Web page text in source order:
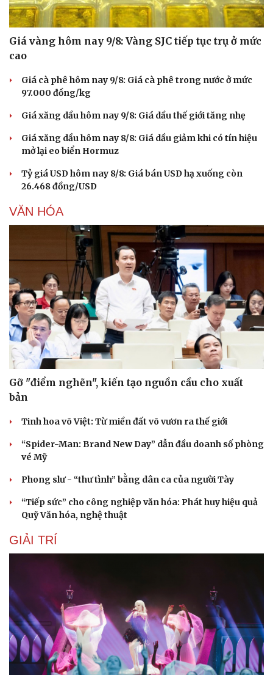
Di sản
Giá vàng hôm nay 9/8: Vàng SJC tiếp tục trụ ở mức
cao
Giá cà phê hôm nay 9/8: Giá cà phê trong nước ở mức
97.000 đồng/kg
Giá xăng dầu hôm nay 9/8: Giá dầu thế giới tăng nhẹ
Giá xăng dầu hôm nay 8/8: Giá dầu giảm khi có tín hiệu
mở lại eo biển Hormuz
Tỷ giá USD hôm nay 8/8: Giá bán USD hạ xuống còn
26.468 đồng/USD
VĂN HÓA
Gỡ "điểm nghẽn", kiến tạo nguồn cầu cho xuất
bản
Tinh hoa võ Việt: Từ miền đất võ vươn ra thế giới
“Spider-Man: Brand New Day” dẫn đầu doanh số phòng
vé Mỹ
Phong slư - “thư tình” bằng dân ca của người Tày
“Tiếp sức” cho công nghiệp văn hóa: Phát huy hiệu quả
Quỹ Văn hóa, nghệ thuật
GIẢI TRÍ